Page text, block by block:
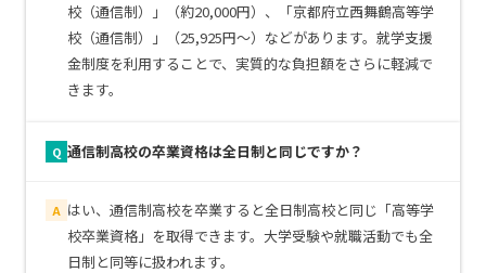
校（通信制）」（約20,000円）、「京都府立西舞鶴高等学
校（通信制）」（25,925円～）などがあります。就学支援
金制度を利用することで、実質的な負担額をさらに軽減で
きます。
Q 通信制高校の卒業資格は全日制と同じですか？
A はい、通信制高校を卒業すると全日制高校と同じ「高等学
校卒業資格」を取得できます。大学受験や就職活動でも全
日制と同等に扱われます。